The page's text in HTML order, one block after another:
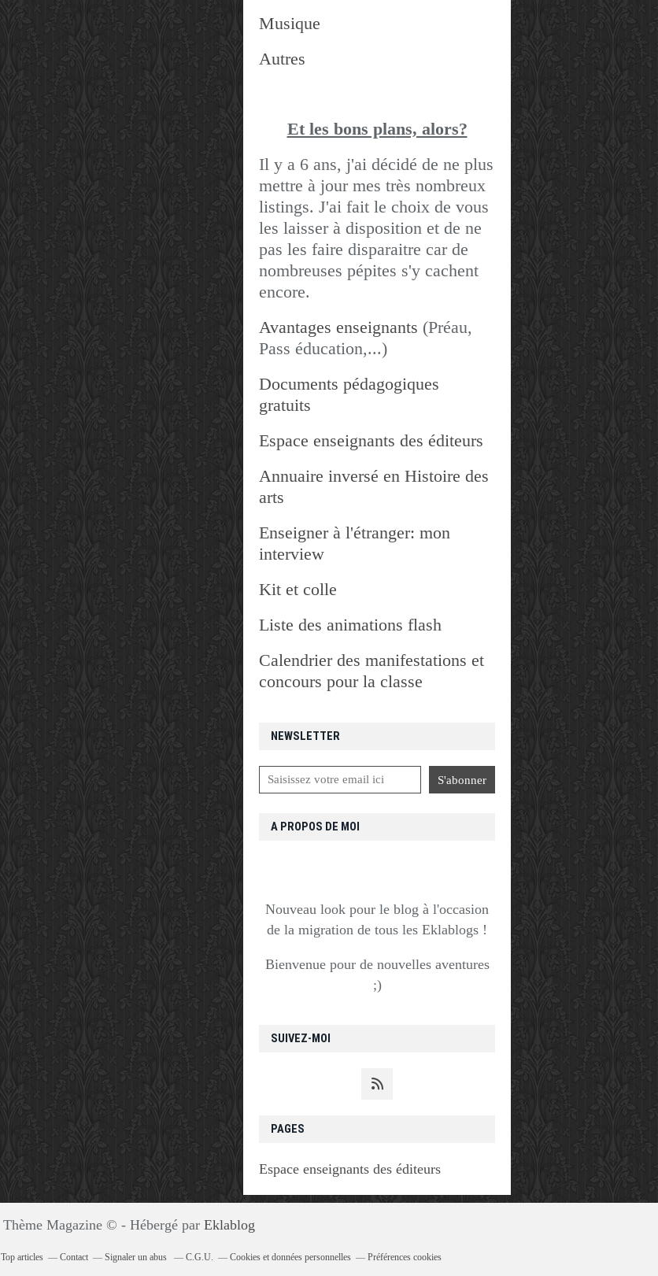
NEWSLETTER
SUIVEZ-MOI
PAGES
Espace enseignants des éditeurs
Musique
Autres
Et les bons plans, alors?
Il y a 6 ans, j'ai décidé de ne plus
mettre à jour mes très nombreux
listings. J'ai fait le choix de vous
les laisser à disposition et de ne
pas les faire disparaitre car de
nombreuses pépites s'y cachent
encore.
Avantages enseignants (Préau,
Pass éducation,...)
Documents pédagogiques
gratuits
Espace enseignants des éditeurs
Annuaire inversé en Histoire des
arts
Enseigner à l'étranger: mon
interview
Kit et colle
Liste des animations flash
Calendrier des manifestations et
concours pour la classe
A PROPOS DE MOI
Nouveau look pour le blog à l'occasion
de la migration de tous les Eklablogs !
Bienvenue pour de nouvelles aventures
;)
Thème Magazine © - Hébergé par Eklablog
Top articles Contact Signaler un abus C.G.U. Cookies et données personnelles Préférences cookies